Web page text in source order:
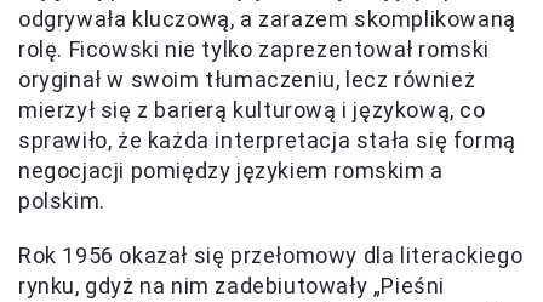
odgrywała kluczową, a zarazem skomplikowaną
rolę. Ficowski nie tylko zaprezentował romski
oryginał w swoim tłumaczeniu, lecz również
mierzył się z barierą kulturową i językową, co
sprawiło, że każda interpretacja stała się formą
negocjacji pomiędzy językiem romskim a
polskim.
Rok 1956 okazał się przełomowy dla literackiego
rynku, gdyż na nim zadebiutowały „Pieśni